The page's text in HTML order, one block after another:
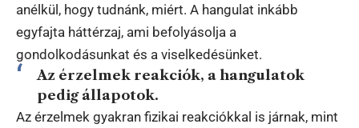
anélkül, hogy tudnánk, miért. A hangulat inkább
egyfajta háttérzaj, ami befolyásolja a
gondolkodásunkat és a viselkedésünket.
Az érzelmek reakciók, a hangulatok
pedig állapotok.
Az érzelmek gyakran fizikai reakciókkal is járnak, mint